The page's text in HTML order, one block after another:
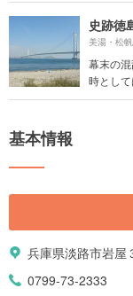
史跡徳
美湯・松
幕末の
時とし
基本情報
兵庫県淡路市岩屋
0799-73-2333